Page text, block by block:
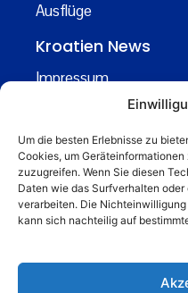
Um die besten Erlebnisse zu
Cookies, um
zuzugreifen. Wenn Sie diesen
Daten wie das Surfverhalten
verarbeiten. Die
kann sich nachteilig auf
Ausflüge
Kroatien News
Impressum
Kontakt
Über uns
Business